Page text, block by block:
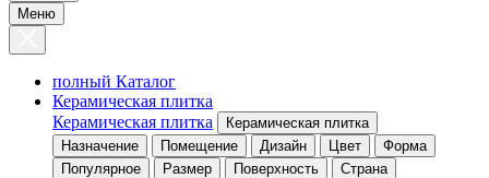
Меню
полный Каталог
Керамическая плитка
Керамическая плитка
Керамическая плитка
Назначение
Помещение Дизайн Цвет
Форма
Популярное
Размер Поверхность Страна